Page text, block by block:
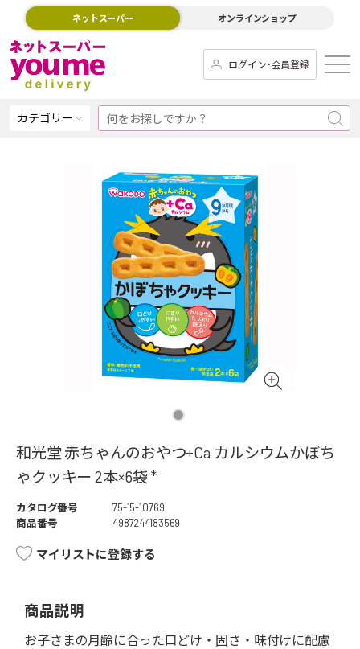
ネットスーパー オンラインショップ
ログイン･会員登録
カテゴリー
和光堂 赤ちゃんのおやつ+Ca カルシウムかぼち
ゃクッキー 2本×6袋 *
カタログ番号
75-15-10769
商品番号
4987244183569
マイリストに登録する
商品説明
お子さまの月齢に合った口どけ・固さ・味付けに配慮